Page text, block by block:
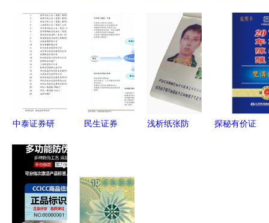
券防伪技术
深度解析
射防伪标签
业信任体系
数字化保护
业结构性行
情前瞻
中泰证券研
硬短缺支撑
锂价新高，
有价证券防
伪需关注
民生证券
行业超预期
增长解析
浅析纸张防
探秘有价证